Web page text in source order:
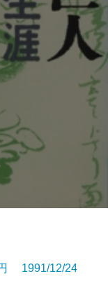
1991/12/24